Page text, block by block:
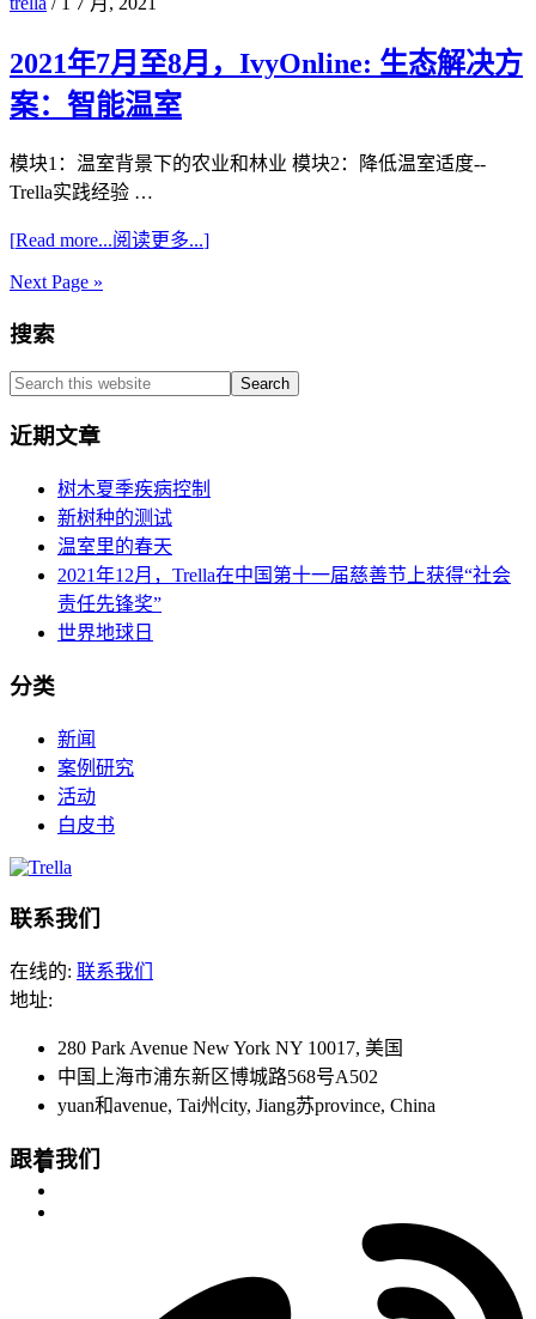
2021年7月至8月，IvyOnline: 生态解决方
案：智能温室
模块1：温室背景下的农业和林业 模块2：降低温室适度--
Trella实践经验 …
[Read more...阅读更多...]
Next Page »
Primary
搜索
Search
this
website
近期文章
树木夏季疾病控制
新树种的测试
温室里的春天
2021年12月，Trella在中国第十一届慈善节上获得“社会
责任先锋奖”
世界地球日
分类
新闻
案例研究
活动
白皮书
Footer
联系我们
在线的: 联系我们
地址:
280 Park Avenue New York NY 10017, 美国
中国上海市浦东新区博城路568号A502
yuan和avenue, Tai州city, Jiang苏province, China
跟着我们